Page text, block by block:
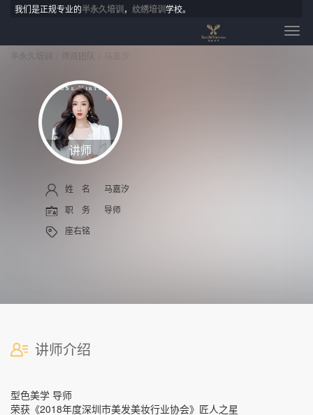
我们是正规专业的半永久培训， 纹绣培训学校。
半永久培训 师资团队
讲师
姓 名
马嘉汐
职 务
导师
座右铭
讲师介绍
型色美学 导师
荣获《2018年度深圳市美发美妆行业协会》匠人之星